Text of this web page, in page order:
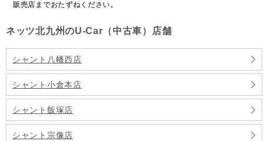
販売店までおたずねください。
ネッツ北九州のU-Car（中古車）店舗
シャント八幡西店
シャント小倉本店
シャント飯塚店
シャント宗像店